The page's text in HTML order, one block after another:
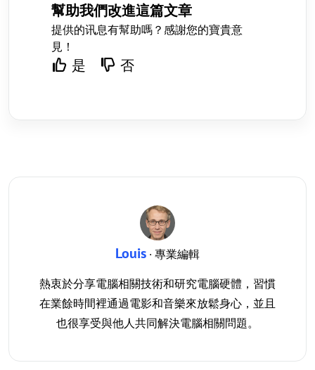
幫助我們改進這篇文章
提供的讯息有幫助嗎？感謝您的寶貴意
見！
是 否
Louis · 專業編輯
熱衷於分享電腦相關技術和研究電腦硬體，習慣
在業餘時間裡通過電影和音樂來放鬆身心，並且
也很享受與他人共同解決電腦相關問題。